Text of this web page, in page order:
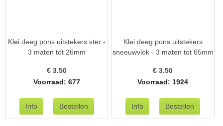
Klei deeg pons uitstekers ster -
3 maten tot 26mm
€ 3.50
Voorraad: 677
Klei deeg pons uitstekers
sneeuwvlok - 3 maten tot 65mm
€3.50
Voorraad: 1924